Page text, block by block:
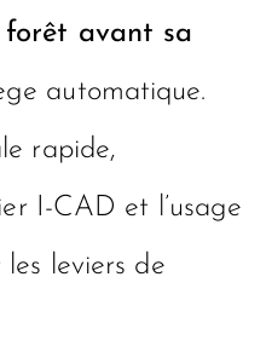
forêt avant sa
automatique.
rapide,
I-CAD et l’usage
leviers de